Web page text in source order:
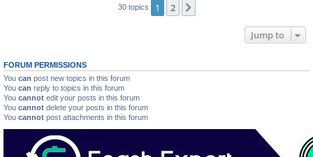
30 topics 1 2
Jump to
FORUM PERMISSIONS
You can post new topics in this forum
You can reply to topics in this forum
You cannot edit your posts in this forum
You cannot delete your posts in this forum
You cannot post attachments in this forum